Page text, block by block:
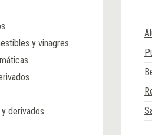
y vinagres
derivados